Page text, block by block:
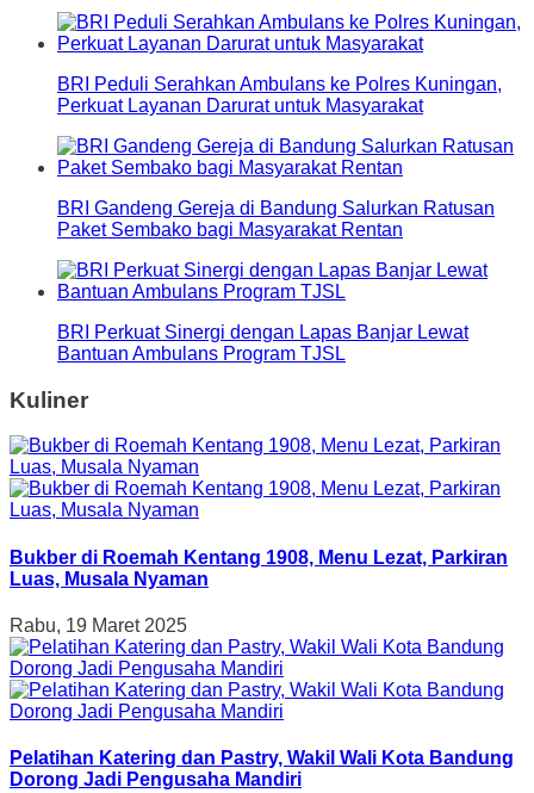
BRI Peduli Serahkan Ambulans ke Polres Kuningan,
Perkuat Layanan Darurat untuk Masyarakat
BRI Gandeng Gereja di Bandung Salurkan Ratusan
Paket Sembako bagi Masyarakat Rentan
BRI Perkuat Sinergi dengan Lapas Banjar Lewat
Bantuan Ambulans Program TJSL
Kuliner
Bukber di Roemah Kentang 1908, Menu Lezat, Parkiran
Luas, Musala Nyaman
Rabu, 19 Maret 2025
Pelatihan Katering dan Pastry, Wakil Wali Kota Bandung
Dorong Jadi Pengusaha Mandiri